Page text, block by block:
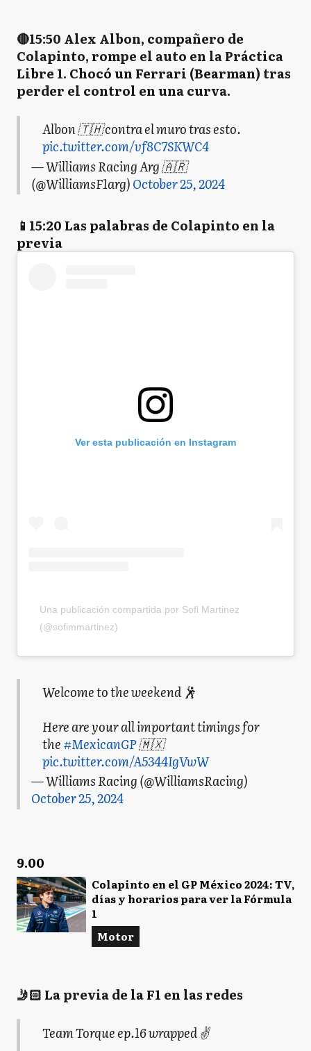
🔴15:50 Alex Albon, compañero de
Colapinto, rompe el auto en la Práctica
Libre 1. Chocó un Ferrari (Bearman) tras
perder el control en una curva.
Albon 🇹🇭 contra el muro tras esto.
pic.twitter.com/vf8C7SKWC4
— Williams Racing Arg 🇦🇷
(@WilliamsF1arg)October 25, 2024
📱15:20 Las palabras de Colapinto en la
previa
Ver esta publicación en Instagram
Una publicación compartida por Sofi Martinez
(@sofimmartinez)
Welcome to the weekend 🕺
Here are your all important timings for
the#MexicanGP🇲🇽
pic.twitter.com/A5344IgVwW
— Williams Racing (@WilliamsRacing)
October 25, 2024
9.00
Colapinto en el GP México 2024: TV,
días y horarios para ver la Fórmula
1
Motor
🤳🏻 La previa de la F1 en las redes
Team Torque ep.16 wrapped ✌️